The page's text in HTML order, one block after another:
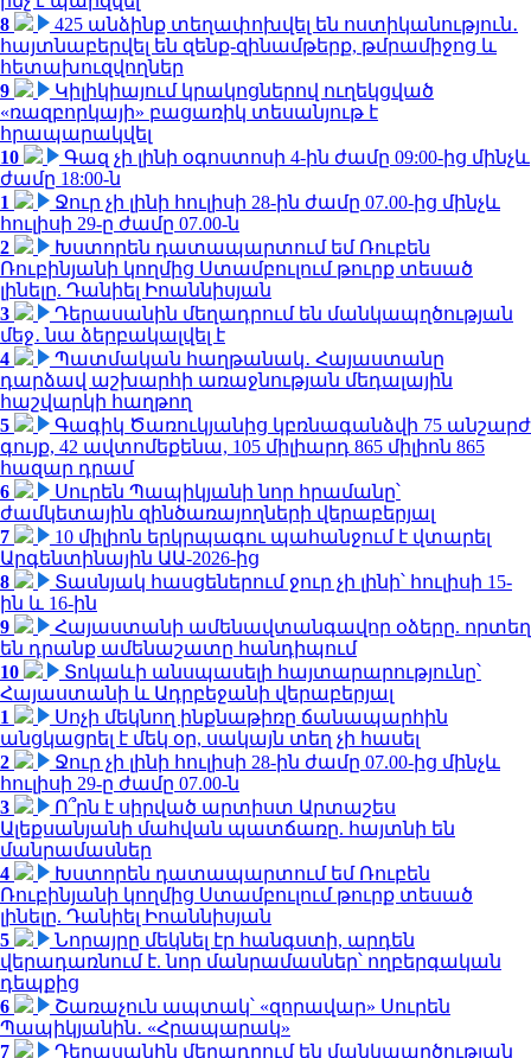
8
425 անձինք տեղափոխվել են ոստիկանություն․
հայտնաբերվել են զենք-զինամթերք, թմրամիջոց և
հետախուզվողներ
9
Կիլիկիայում կրակոցներով ուղեկցված
«ռազբորկայի» բացառիկ տեսանյութ է
հրապարակվել
10
Գազ չի լինի օգոստոսի 4-ին ժամը 09:00-ից մինչև
ժամը 18:00-ն
1
Ջուր չի լինի հուլիսի 28-ին ժամը 07.00-ից մինչև
հուլիսի 29-ը ժամը 07.00-ն
2
Խստորեն դատապարտում եմ Ռուբեն
Ռուբինյանի կողմից Ստամբուլում թուրք տեսած
լինելը. Դանիել Իոաննիսյան
3
Դերասանին մեղադրում են մանկապղծության
մեջ․ նա ձերբակալվել է
4
Պատմական հաղթանակ․ Հայաստանը
դարձավ աշխարհի առաջնության մեդալային
հաշվարկի հաղթող
5
Գագիկ Ծառուկյանից կբռնագանձվի 75 անշարժ
գույք, 42 ավտոմեքենա, 105 միլիարդ 865 միլիոն 865
հազար դրամ
6
Սուրեն Պապիկյանի նոր հրամանը՝
ժամկետային զինծառայողների վերաբերյալ
7
10 միլիոն երկրպագու պահանջում է վտարել
Արգենտինային ԱԱ-2026-ից
8
Տասնյակ հասցեներում ջուր չի լինի՝ հուլիսի 15-
ին և 16-ին
9
Հայաստանի ամենավտանգավոր օձերը. որտեղ
են դրանք ամենաշատը հանդիպում
10
Տոկաևի անսպասելի հայտարարությունը՝
Հայաստանի և Ադրբեջանի վերաբերյալ
1
Սոչի մեկնող ինքնաթիռը ճանապարհին
անցկացրել է մեկ օր, սակայն տեղ չի հասել
2
Ջուր չի լինի հուլիսի 28-ին ժամը 07.00-ից մինչև
հուլիսի 29-ը ժամը 07.00-ն
3
Ո՞րն է սիրված արտիստ Արտաշես
Ալեքսանյանի մահվան պատճառը. հայտնի են
մանրամասներ
4
Խստորեն դատապարտում եմ Ռուբեն
Ռուբինյանի կողմից Ստամբուլում թուրք տեսած
լինելը. Դանիել Իոաննիսյան
5
Նորայրը մեկնել էր հանգստի, արդեն
վերադառնում է. նոր մանրամասներ՝ ողբերգական
դեպքից
6
Շառաչուն ապտակ՝ «զորավար» Սուրեն
Պապիկյանին․ «Հրապարակ»
7
Դերասանին մեղադրում են մանկապղծության